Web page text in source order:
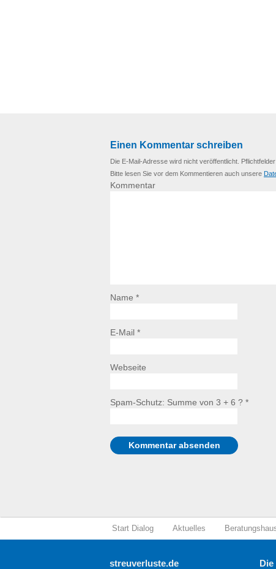
Einen Kommentar schreiben
Die E-Mail-Adresse wird nicht veröffentlicht.
Bitte lesen Sie vor dem Kommentieren auch unsere
Kommentar
Name *
E-Mail *
Webseite
Spam-Schutz: Summe von 3 + 6 ? *
Start Dialog Aktuelles
streuverluste.de